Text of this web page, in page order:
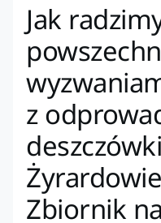
Jak
z
Zbiornik